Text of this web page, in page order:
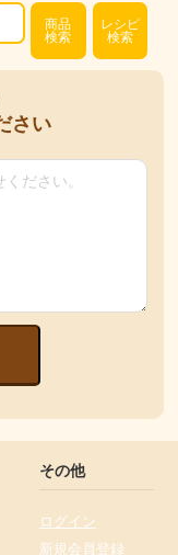
商品
検索
レシピ
検索
さい
その他
ログイン
新規会員登録